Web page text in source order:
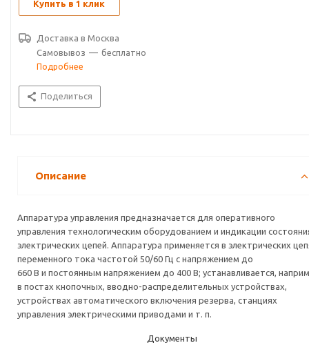
Купить в 1 клик
Доставка в Москва
Самовывоз — бесплатно
Подробнее
Поделиться
Описание
Аппаратура управления предназначается для оперативного
управления технологическим оборудованием и индикации
электрических цепей. Аппаратура применяется в электрических
переменного тока частотой 50/60 Гц с напряжением до
660 В и постоянным напряжением до 400 В; устанавливается,
в постах кнопочных, вводно-распределительных устройствах,
устройствах автоматического включения резерва, станциях
управления электрическими приводами и т. п.
Документы